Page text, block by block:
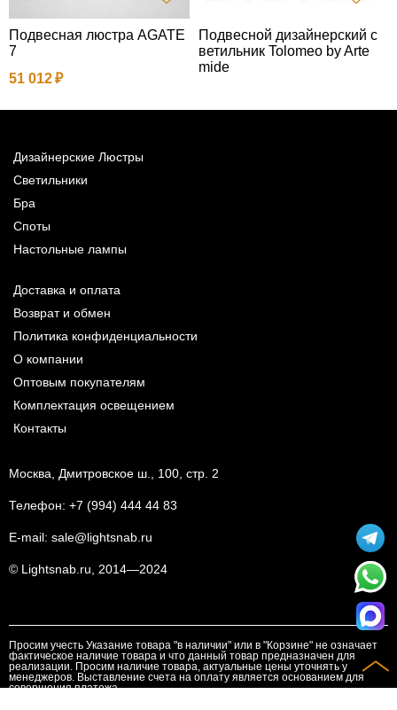
Подвесная люстра AGATE
7
51 012
Подвесной дизайнерский с
ветильник Tolomeo by Arte
mide
Дизайнерские Люстры
Светильники
Бра
Споты
Настольные лампы
Доставка и оплата
Возврат и обмен
Политика конфиденциальности
О компании
Оптовым покупателям
Комплектация освещением
Контакты
Москва, Дмитровское ш., 100, стр. 2
Телефон: +7 (994) 444 44 83
E-mail: sale@lightsnab.ru
© Lightsnab.ru, 2014—2024
Просим учесть Указание товара "в наличии" или в "Корзине" не означает
фактическое наличие товара и что данный товар предназначен для
реализации. Просим наличие товара, актуальные цены уточнять у
менеджеров. Выставление счета на оплату является основанием для
совершения платежа